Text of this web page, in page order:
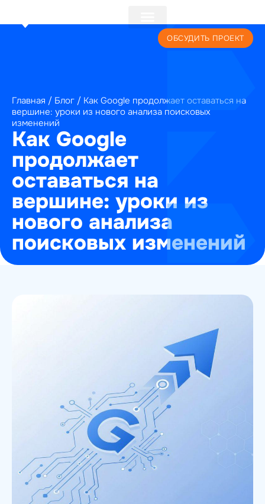
ОБСУДИТЬ ПРОЕКТ
Главная / Блог / Как Google продолжает оставаться на
вершине: уроки из нового анализа поисковых
изменений
Как Google
продолжает
оставаться на
вершине: уроки из
нового анализа
поисковых изменений